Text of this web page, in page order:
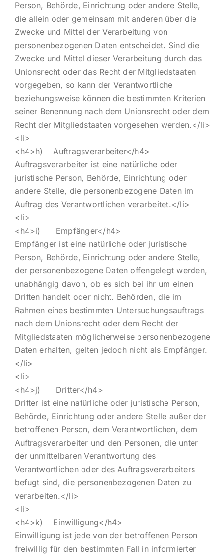
Person, Behörde, Einrichtung oder andere Stelle,
die allein oder gemeinsam mit anderen über die
Zwecke und Mittel der Verarbeitung von
personenbezogenen Daten entscheidet. Sind die
Zwecke und Mittel dieser Verarbeitung durch das
Unionsrecht oder das Recht der Mitgliedstaaten
vorgegeben, so kann der Verantwortliche
beziehungsweise können die bestimmten Kriterien
seiner Benennung nach dem Unionsrecht oder dem
Recht der Mitgliedstaaten vorgesehen werden.</li>
<li>
<h4>h) Auftragsverarbeiter</h4>
Auftragsverarbeiter ist eine natürliche oder
juristische Person, Behörde, Einrichtung oder
andere Stelle, die personenbezogene Daten im
Auftrag des Verantwortlichen verarbeitet.</li>
<li>
<h4>i) Empfänger</h4>
Empfänger ist eine natürliche oder juristische
Person, Behörde, Einrichtung oder andere Stelle,
der personenbezogene Daten offengelegt werden,
unabhängig davon, ob es sich bei ihr um einen
Dritten handelt oder nicht. Behörden, die im
Rahmen eines bestimmten Untersuchungsauftrags
nach dem Unionsrecht oder dem Recht der
Mitgliedstaaten möglicherweise personenbezogene
Daten erhalten, gelten jedoch nicht als Empfänger.
</li>
<li>
<h4>j) Dritter</h4>
Dritter ist eine natürliche oder juristische Person,
Behörde, Einrichtung oder andere Stelle außer der
betroffenen Person, dem Verantwortlichen, dem
Auftragsverarbeiter und den Personen, die unter
der unmittelbaren Verantwortung des
Verantwortlichen oder des Auftragsverarbeiters
befugt sind, die personenbezogenen Daten zu
verarbeiten.</li>
<li>
<h4>k) Einwilligung</h4>
Einwilligung ist jede von der betroffenen Person
freiwillig für den bestimmten Fall in informierter